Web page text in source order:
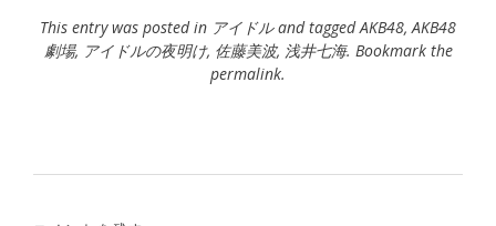
This entry was posted in アイドルand taggedAKB48,AKB48
劇場, アイドルの夜明け, 佐藤美波, 浅井七海. Bookmark the
permalink.